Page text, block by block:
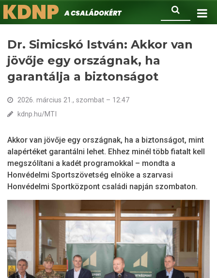
Ugrás
a
Keresés
KDNPA családokért.
Dr. Simicskó István: Akkor van
jövője egy országnak, ha
garantálja a biztonságot
2026. március 21., szombat – 12:47
kdnp.hu/MTI
Akkor van jövője egy országnak, ha a biztonságot, mint
alapértéket garantálni lehet. Ehhez minél több fiatalt kell
megszólítani a kadét programokkal – mondta a
Honvédelmi Sportszövetség elnöke a szarvasi
Honvédelmi Sportközpont családi napján szombaton.